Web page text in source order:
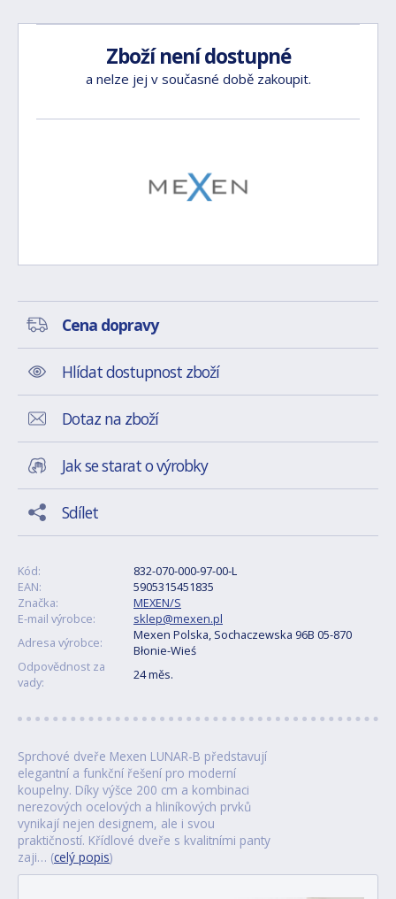
Zboží není dostupné
a nelze jej v současné době zakoupit.
Cena dopravy
Hlídat dostupnost zboží
Dotaz na zboží
Jak se starat o výrobky
Sdílet
Kód:
832-070-000-97-00-L
EAN:
5905315451835
Značka:
MEXEN/S
E-mail výrobce:
sklep@mexen.pl
Adresa výrobce:
Mexen Polska, Sochaczewska 96B 05-870
Błonie-Wieś
Odpovědnost za
vady:
24 měs.
Sprchové dveře Mexen LUNAR-B představují
elegantní a funkční řešení pro moderní
koupelny. Díky výšce 200 cm a kombinaci
nerezových ocelových a hliníkových prvků
vynikají nejen designem, ale i svou
praktičností. Křídlové dveře s kvalitními panty
zaji… (celý popis)